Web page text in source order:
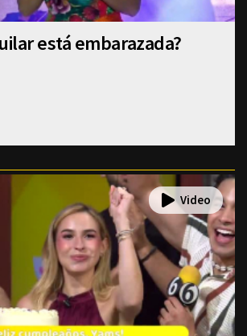
está embarazada?